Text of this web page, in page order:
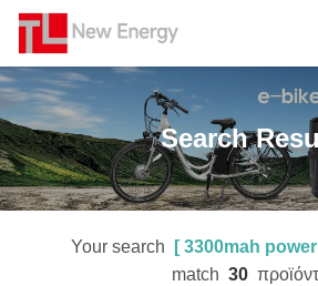
Search
Your search [3300mah
match 30